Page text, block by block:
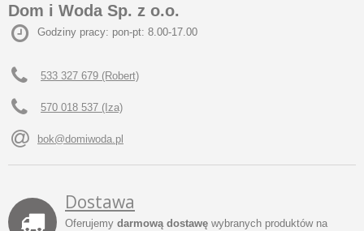
Dom i Woda Sp. z o.o.
Godziny pracy: pon-pt: 8.00-17.00
533 327 679 (Robert)
570 018 537 (Iza)
bok@domiwoda.pl
Dostawa
Oferujemy darmową dostawę wybranych produktów na